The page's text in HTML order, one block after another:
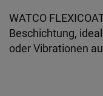
WATCO
Beschichtung,
oder Vibrationen